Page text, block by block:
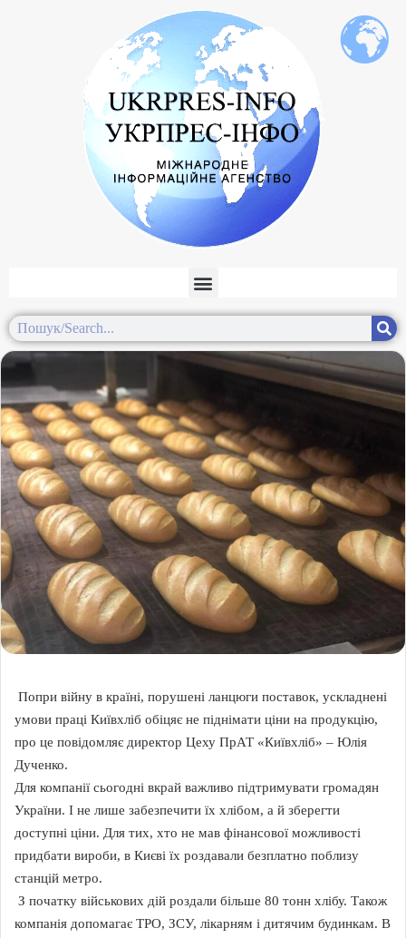
Попри війну в країні, порушені ланцюги поставок, ускладнені
умови праці Київхліб обіцяє не піднімати ціни на продукцію,
про це повідомляє директор Цеху ПрАТ «Київхліб» – Юлія
Дученко.
Для компанії сьогодні вкрай важливо підтримувати громадян
України. І не лише забезпечити їх хлібом, а й зберегти
доступні ціни. Для тих, хто не мав фінансової можливості
придбати вироби, в Києві їх роздавали безплатно поблизу
станцій метро.
З початку військових дій роздали більше 80 тонн хлібу. Також
компанія допомагає ТРО, ЗСУ, лікарням і дитячим будинкам. В